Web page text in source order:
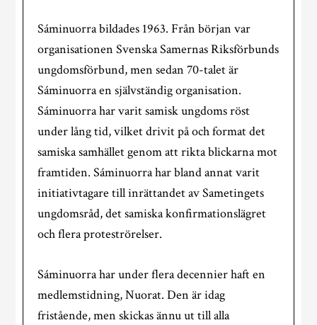
Sáminuorra bildades 1963. Från början var
organisationen Svenska Samernas Riksförbunds
ungdomsförbund, men sedan 70-talet är
Sáminuorra en självständig organisation.
Sáminuorra har varit samisk ungdoms röst
under lång tid, vilket drivit på och format det
samiska samhället genom att rikta blickarna mot
framtiden. Sáminuorra har bland annat varit
initiativtagare till inrättandet av Sametingets
ungdomsråd, det samiska konfirmationslägret
och flera proteströrelser.
Sáminuorra har under flera decennier haft en
medlemstidning, Nuorat. Den är idag
fristående, men skickas ännu ut till alla